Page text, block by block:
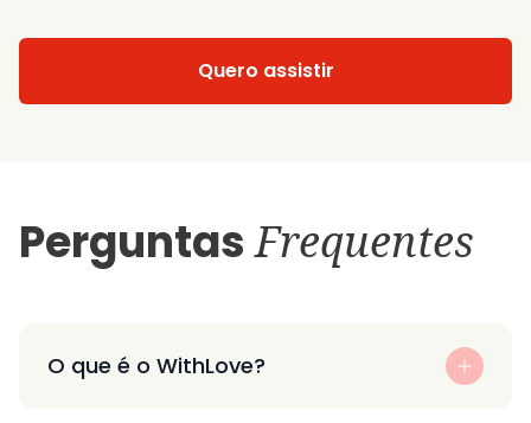
Quero assistir
PerguntasFrequentes
O que é o WithLove?